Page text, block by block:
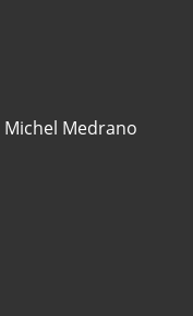
Michel Medrano